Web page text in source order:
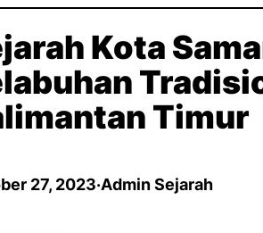
Kota
Timur
27, 2023·Admin Sejarah